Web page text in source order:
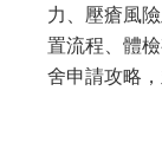
力、壓瘡風
置流程、體
舍申請攻略